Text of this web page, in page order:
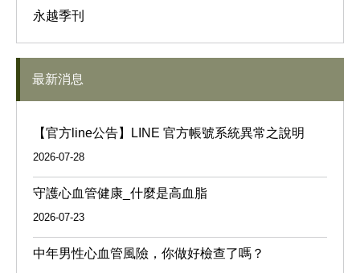
永越季刊
最新消息
【官方line公告】LINE 官方帳號系統異常之說明
2026-07-28
守護心血管健康_什麼是高血脂
2026-07-23
中年男性心血管風險，你做好檢查了嗎？